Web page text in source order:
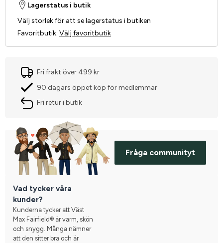
Lagerstatus i butik
Välj storlek för att se lagerstatus i butiken
Favoritbutik: Välj favoritbutik
Fri frakt över 499 kr
90 dagars öppet köp för medlemmar
Fri retur i butik
Fråga communityt
Vad tycker våra
kunder?
Kunderna tycker att Väst
Max Fairfield® är varm, skön
och snygg. Många nämner
att den sitter bra och är